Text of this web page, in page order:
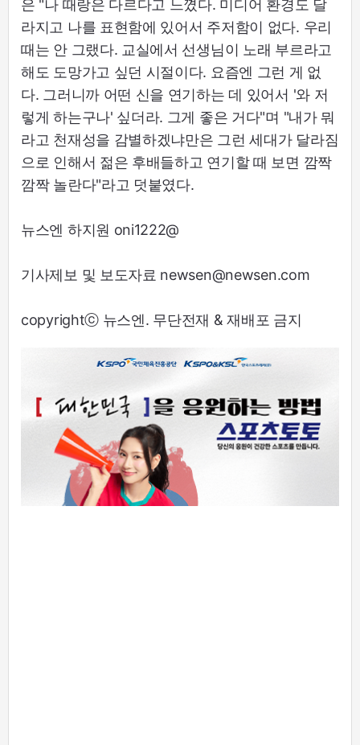
은 "나 때랑은 다르다고 느꼈다. 미디어 환경도 달
라지고 나를 표현함에 있어서 주저함이 없다. 우리
때는 안 그랬다. 교실에서 선생님이 노래 부르라고
해도 도망가고 싶던 시절이다. 요즘엔 그런 게 없
다. 그러니까 어떤 신을 연기하는 데 있어서 '와 저
렇게 하는구나' 싶더라. 그게 좋은 거다"며 "내가 뭐
라고 천재성을 감별하겠냐만은 그런 세대가 달라짐
으로 인해서 젊은 후배들하고 연기할 때 보면 깜짝
깜짝 놀란다"라고 덧붙였다.
뉴스엔 하지원 oni1222@
기사제보 및 보도자료 newsen@newsen.com
copyrightⓒ 뉴스엔. 무단전재 & 재배포 금지